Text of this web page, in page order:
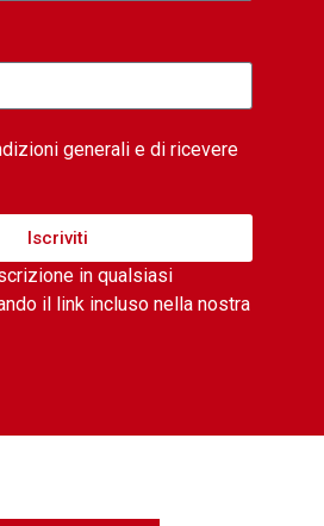
generali e di ricevere
Iscriviti
in qualsiasi
il link incluso nella nostra